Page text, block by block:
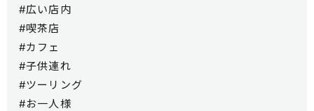
#広い店内
#喫茶店
#カフェ
#子供連れ
#ツーリング
#お一人様